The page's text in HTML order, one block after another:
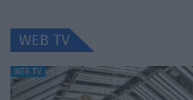
WEB TV
WEB TV